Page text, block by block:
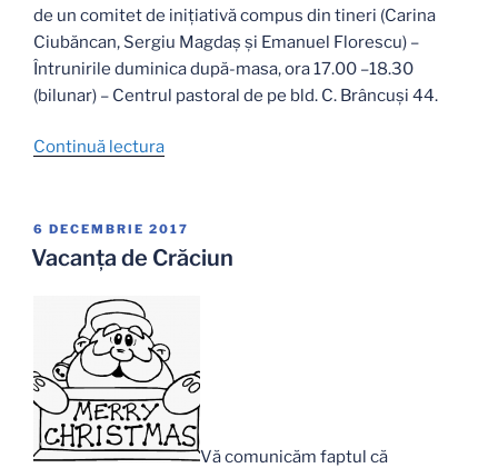
de un comitet de inițiativă compus din tineri (Carina
Ciubăncan, Sergiu Magdaș și Emanuel Florescu) –
Întrunirile duminica după-masa, ora 17.00 –18.30
(bilunar) – Centrul pastoral de pe bld. C. Brâncuși 44.
Continuă lectura„Orarul
copii
și
semestrul
II”
PUBLICAT
PE
6 DECEMBRIE 2017
Vacanța de Crăciun
Vă comunicăm faptul că